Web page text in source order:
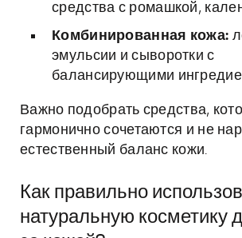
средства с ромашкой,
Комбинированная кожа:
эмульсии и сыворотки с
балансирующими
Важно подобрать средства,
гармонично сочетаются и не
естественный баланс кожи.
Как правильно
натуральную косметику